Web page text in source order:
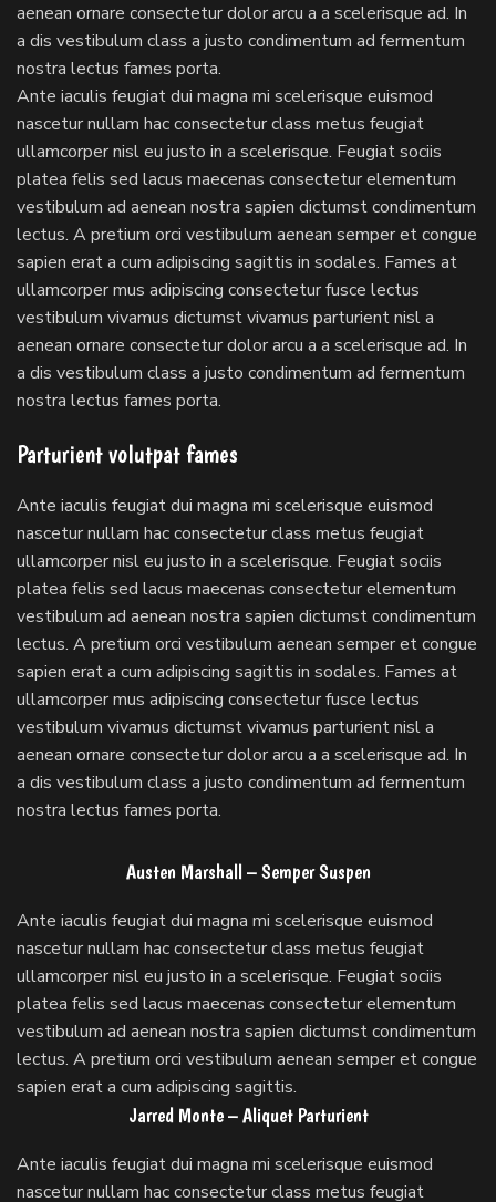
aenean ornare consectetur dolor arcu a a scelerisque ad. In
a dis vestibulum class a justo condimentum ad fermentum
nostra lectus fames porta.
Ante iaculis feugiat dui magna mi scelerisque euismod
nascetur nullam hac consectetur class metus feugiat
ullamcorper nisl eu justo in a scelerisque. Feugiat sociis
platea felis sed lacus maecenas consectetur elementum
vestibulum ad aenean nostra sapien dictumst condimentum
lectus. A pretium orci vestibulum aenean semper et congue
sapien erat a cum adipiscing sagittis in sodales. Fames at
ullamcorper mus adipiscing consectetur fusce lectus
vestibulum vivamus dictumst vivamus parturient nisl a
aenean ornare consectetur dolor arcu a a scelerisque ad. In
a dis vestibulum class a justo condimentum ad fermentum
nostra lectus fames porta.
Parturient volutpat fames
Ante iaculis feugiat dui magna mi scelerisque euismod
nascetur nullam hac consectetur class metus feugiat
ullamcorper nisl eu justo in a scelerisque. Feugiat sociis
platea felis sed lacus maecenas consectetur elementum
vestibulum ad aenean nostra sapien dictumst condimentum
lectus. A pretium orci vestibulum aenean semper et congue
sapien erat a cum adipiscing sagittis in sodales. Fames at
ullamcorper mus adipiscing consectetur fusce lectus
vestibulum vivamus dictumst vivamus parturient nisl a
aenean ornare consectetur dolor arcu a a scelerisque ad. In
a dis vestibulum class a justo condimentum ad fermentum
nostra lectus fames porta.
Austen Marshall – Semper Suspen
Ante iaculis feugiat dui magna mi scelerisque euismod
nascetur nullam hac consectetur class metus feugiat
ullamcorper nisl eu justo in a scelerisque. Feugiat sociis
platea felis sed lacus maecenas consectetur elementum
vestibulum ad aenean nostra sapien dictumst condimentum
lectus. A pretium orci vestibulum aenean semper et congue
sapien erat a cum adipiscing sagittis.
Jarred Monte – Aliquet Parturient
Ante iaculis feugiat dui magna mi scelerisque euismod
nascetur nullam hac consectetur class metus feugiat